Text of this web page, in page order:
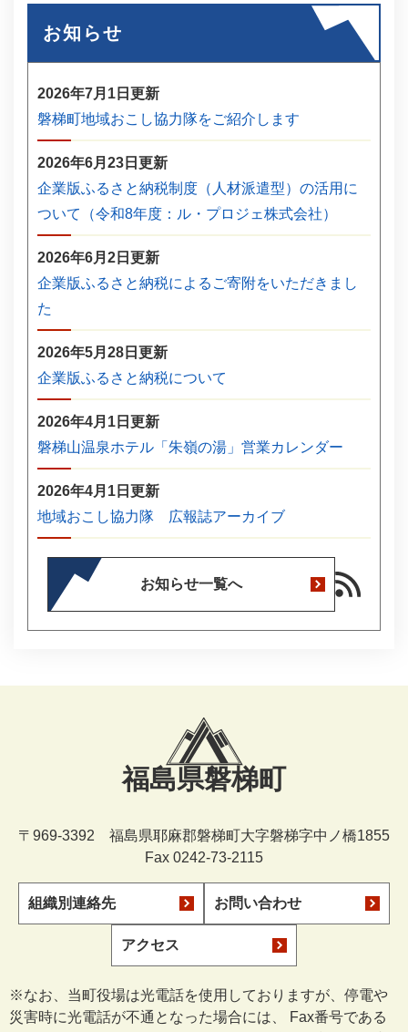
お知らせ
2026年7月1日更新
磐梯町地域おこし協力隊をご紹介します
2026年6月23日更新
企業版ふるさと納税制度（人材派遣型）の活用に
ついて（令和8年度：ル・プロジェ株式会社）
2026年6月2日更新
企業版ふるさと納税によるご寄附をいただきまし
た
2026年5月28日更新
企業版ふるさと納税について
2026年4月1日更新
磐梯山温泉ホテル「朱嶺の湯」営業カレンダー
2026年4月1日更新
地域おこし協力隊 広報誌アーカイブ
お知らせ一覧へ
福島県磐梯町
〒969-3392 福島県耶麻郡磐梯町大字磐梯字中ノ橋1855
Fax 0242-73-2115
組織別連絡先 お問い合わせ
アクセス
※なお、当町役場は光電話を使用しておりますが、停電や
災害時に光電話が不通となった場合には、 Fax番号である